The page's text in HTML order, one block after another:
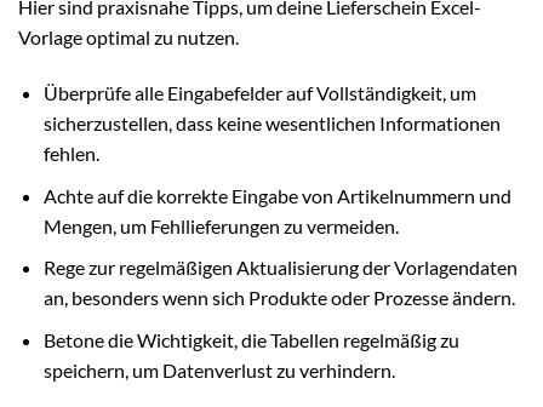
Hier sind praxisnahe Tipps, um deine Lieferschein Excel-
Vorlage optimal zu nutzen.
Überprüfe alle Eingabefelder auf Vollständigkeit, um
sicherzustellen, dass keine wesentlichen Informationen
fehlen.
Achte auf die korrekte Eingabe von Artikelnummern und
Mengen, um Fehllieferungen zu vermeiden.
Rege zur regelmäßigen Aktualisierung der Vorlagendaten
an, besonders wenn sich Produkte oder Prozesse ändern.
Betone die Wichtigkeit, die Tabellen regelmäßig zu
speichern, um Datenverlust zu verhindern.